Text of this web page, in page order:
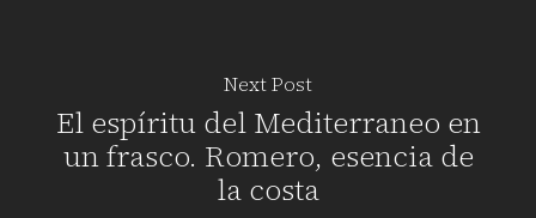
Next Post
El espíritu del Mediterraneo en
un frasco. Romero, esencia de
la costa